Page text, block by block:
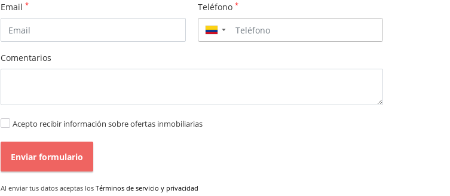
Email * Teléfono *
▼
Comentarios
Acepto recibir información sobre ofertas inmobiliarias
Enviar formulario
Al enviar tus datos aceptas los Términos de servicio y privacidad